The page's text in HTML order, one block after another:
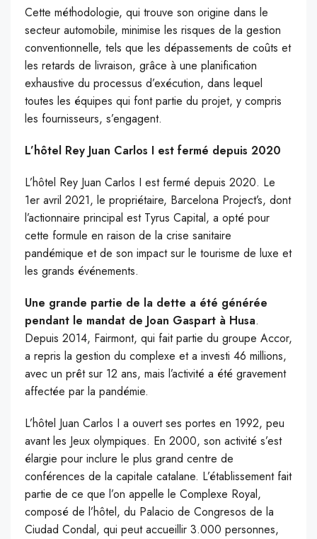
Cette méthodologie, qui trouve son origine dans le
secteur automobile, minimise les risques de la gestion
conventionnelle, tels que les dépassements de coûts et
les retards de livraison, grâce à une planification
exhaustive du processus d’exécution, dans lequel
toutes les équipes qui font partie du projet, y compris
les fournisseurs, s’engagent.
L’hôtel Rey Juan Carlos I est fermé depuis 2020
L’hôtel Rey Juan Carlos I est fermé depuis 2020. Le
1er avril 2021, le propriétaire, Barcelona Project’s, dont
l’actionnaire principal est Tyrus Capital, a opté pour
cette formule en raison de la crise sanitaire
pandémique et de son impact sur le tourisme de luxe et
les grands événements.
Une grande partie de la dette a été générée
pendant le mandat de Joan Gaspart à Husa.
Depuis 2014, Fairmont, qui fait partie du groupe Accor,
a repris la gestion du complexe et a investi 46 millions,
avec un prêt sur 12 ans, mais l’activité a été gravement
affectée par la pandémie.
L’hôtel Juan Carlos I a ouvert ses portes en 1992, peu
avant les Jeux olympiques. En 2000, son activité s’est
élargie pour inclure le plus grand centre de
conférences de la capitale catalane. L’établissement fait
partie de ce que l’on appelle le Complexe Royal,
composé de l’hôtel, du Palacio de Congresos de la
Ciudad Condal, qui peut accueillir 3.000 personnes,